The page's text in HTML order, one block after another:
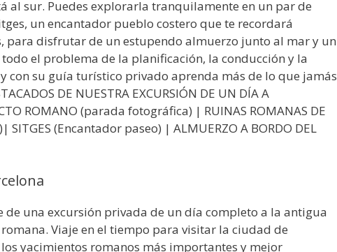
al sur. Puedes explorarla tranquilamente en un par de
un encantador pueblo costero que te recordará
para disfrutar de un estupendo almuerzo junto al mar y un
el problema de la planificación, la conducción y la
con su guía turístico privado aprenda más de lo que jamás
DE NUESTRA EXCURSIÓN DE UN DÍA A
ROMANO (parada fotográfica) | RUINAS ROMANAS DE
(Encantador paseo) | ALMUERZO A BORDO DEL
de una excursión privada de un día completo a la antigua
Viaje en el tiempo para visitar la ciudad de
yacimientos romanos más importantes y mejor